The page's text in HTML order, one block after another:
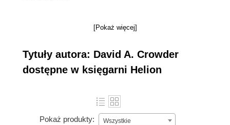
[Pokaż więcej]
Tytuły autora: David A. Crowder
dostępne w księgarni Helion
Pokaż produkty: Wszystkie